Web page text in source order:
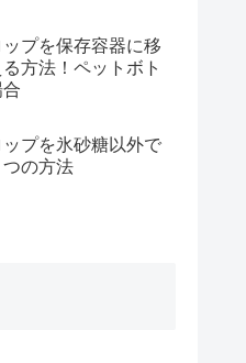
プを保存容器に移
る方法！ペットボト
プを氷砂糖以外で
の方法